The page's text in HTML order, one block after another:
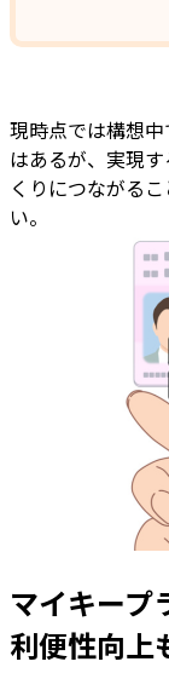
現時点では構想
はあるが、実現
くりにつながる
い。
マイキープ
利便性向上